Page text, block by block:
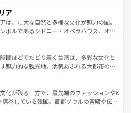
リンズでは、音楽と美食が融合した独特の
行者はアメリカの各地域で異なる魅力を楽
の多様性と豊かな歴史を感じることができ
タイルだ。 なお、新着のアメリカ
ツ一覧を参照してほしい。
ない。また、定番の観光地といえばオアフ
自然を求めるならマウイ島やカウアイ島が
ラルドグリーンに輝く海をはじめ、豊かな
の心で訪れる人々を迎えてくれるハワイの
ローカルフードやハワイアンミュージッ
ラダンスなど、すべてがハワイの魅力を彩
しい。 なお、新着のハワイ情報
覧を参照してほしい。
ア
は、壮大な自然と多様な文化が魅力の国。
ボルであるシドニー・オペラハウス、オー
陸中央部にそびえるウルル（エアーズロッ
アの美しい原生林やケアンズの熱帯雨林な
たくさん。また、カフェやワイン、オージ
ビティも充実しており、サーフィンやダイ
ングなど、アウトドア好きにはたまらな
リアの多彩な魅力を存分に味わいつくそ
間ほどでたどり着く台湾は、多彩な文化と
魅力的な観光地。活気あふれる大都市の台
山岳地帯である台湾東部など、都市の喧騒
が共存しており、訪れる人に新しい発見と
てくれる。また、奥深い台湾の食文化も魅
化が残る一方で、最先端のファッションやK
席巻している韓国。首都ソウルの宮殿や伝統